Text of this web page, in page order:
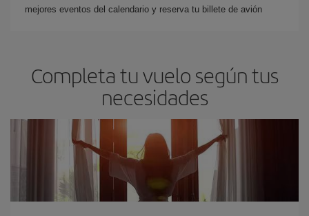
mejores eventos del calendario y reserva tu billete de avión
Completa tu vuelo según tus
necesidades